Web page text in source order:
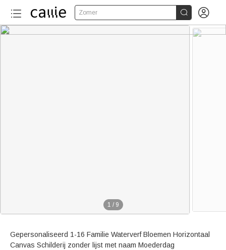
Zomer  
1 / 9
Gepersonaliseerd 1-16 Familie Waterverf Bloemen Horizontaal
Canvas Schilderij zonder lijst met naam Moederdag